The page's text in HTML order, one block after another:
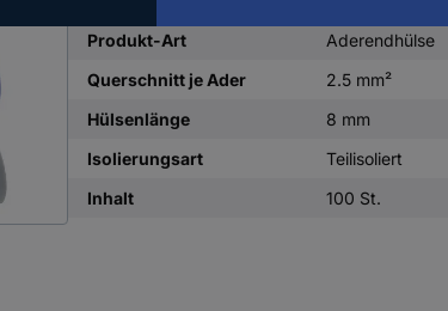
Produkt-Art
Aderendhülse
Querschnitt je Ader
2.5 mm²
Hülsenlänge
8 mm
Isolierungsart
Teilisoliert
Inhalt
100 St.